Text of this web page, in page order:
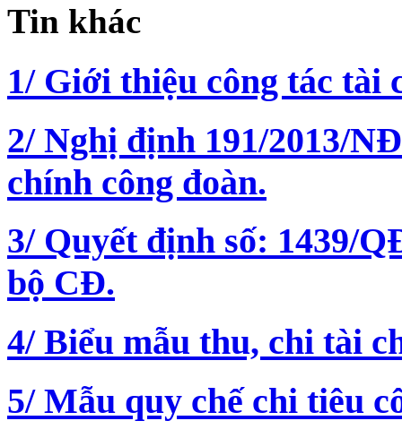
Tin khác
1/ Giới thiệu công tác tài
2/ Nghị định 191/2013/
chính công đoàn.
3/ Quyết định số: 1439/
bộ CĐ.
4/ Biểu mẫu thu, chi tài
5/ Mẫu quy chế chi tiêu